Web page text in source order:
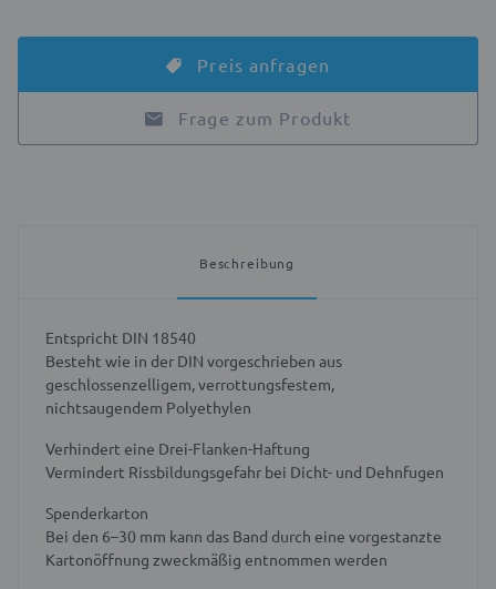
Preis anfragen
Frage zum Produkt
Beschreibung
Entspricht DIN 18540
Besteht wie in der DIN vorgeschrieben aus
geschlossenzelligem, verrottungsfestem,
nichtsaugendem Polyethylen
Verhindert eine Drei-Flanken-Haftung
Vermindert Rissbildungsgefahr bei Dicht- und Dehnfugen
Spenderkarton
Bei den 6–30 mm kann das Band durch eine vorgestanzte
Kartonöffnung zweckmäßig entnommen werden